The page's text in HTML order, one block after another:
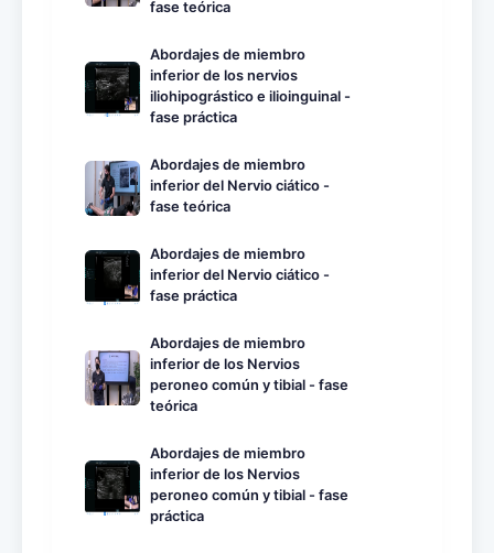
fase teórica
Abordajes de miembro
inferior de los nervios
iliohipográstico e ilioinguinal -
fase práctica
Abordajes de miembro
inferior del Nervio ciático -
fase teórica
Abordajes de miembro
inferior del Nervio ciático -
fase práctica
Abordajes de miembro
inferior de los Nervios
peroneo común y tibial - fase
teórica
Abordajes de miembro
inferior de los Nervios
peroneo común y tibial - fase
práctica